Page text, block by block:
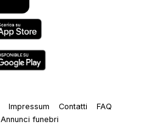
Impressum Contatti
FAQ
Annunci funebri